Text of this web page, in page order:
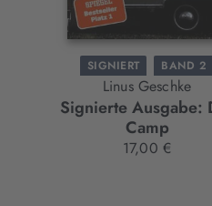
SIGNIERT BAND 2
Linus Geschke
Signierte Ausgabe:
Camp
17,00 €